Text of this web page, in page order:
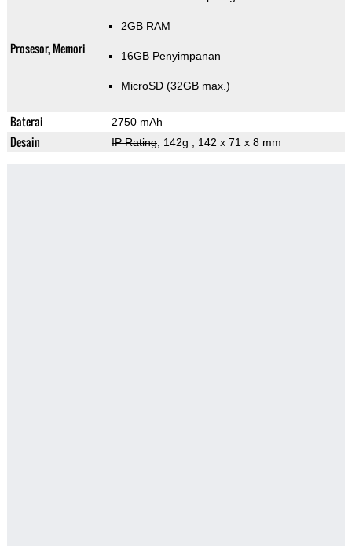
Prosesor, Memori
2GB RAM
16GB Penyimpanan
MicroSD (32GB max.)
Baterai 2750 mAh
Desain IP Rating, 142g , 142 x 71 x 8 mm